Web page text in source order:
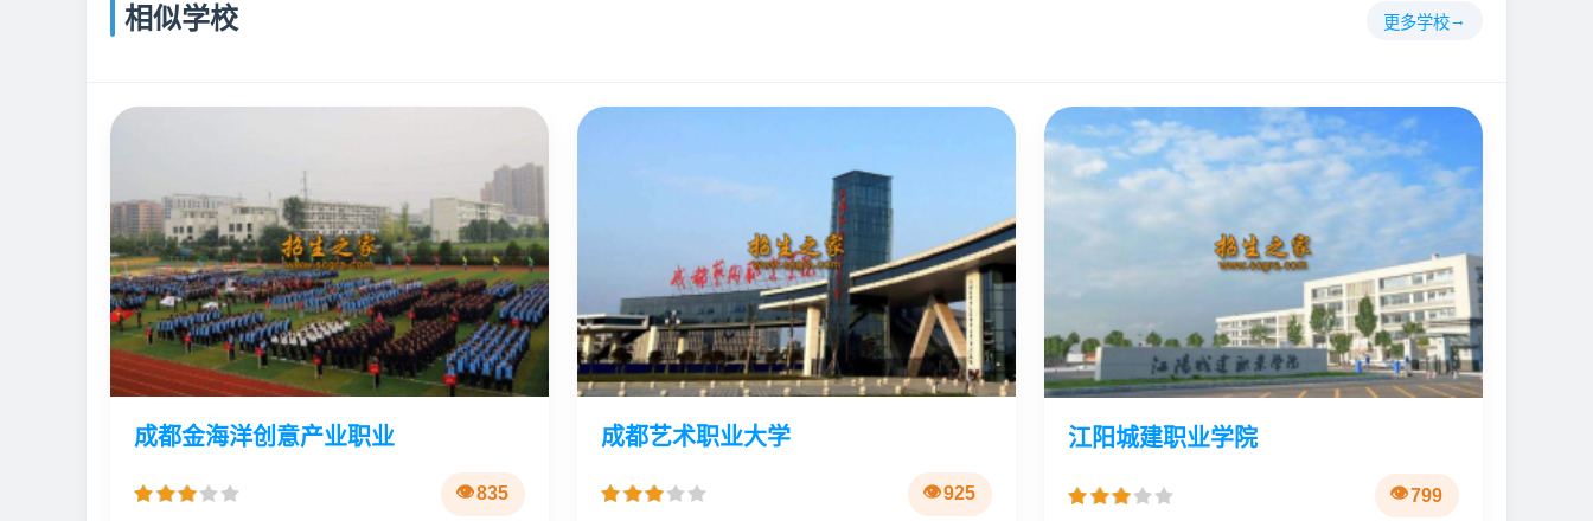
相似学校 更多学校
成都金海洋创意产业职业
835
成都艺术职业大学
925
江阳城建职业学院
799